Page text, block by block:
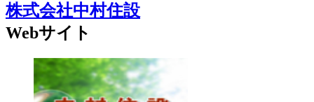
株式会社中村住設
Webサイト